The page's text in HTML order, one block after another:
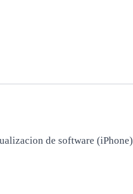
de software (iPhone)